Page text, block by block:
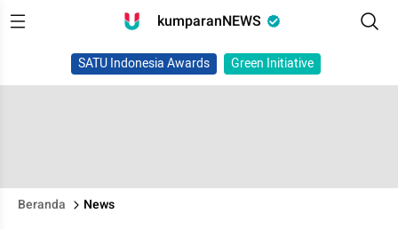
kumparanNEWS
SATU Indonesia Awards Green Initiative
Beranda News